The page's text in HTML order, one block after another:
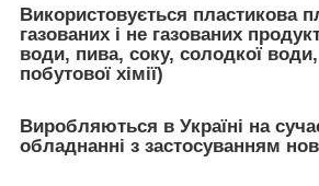
Використовується пластикова
газованих і не газованих
води, пива, соку, солодкої
побутової хімії)
Виробляються в Україні на
обладнанні з застосуванням